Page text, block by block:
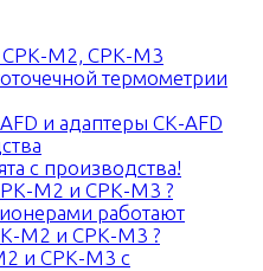
СРК-М2, СРК-М3
термометрии
и адаптеры СК-AFD
с производства!
М2 и СРК-М3 ?
работают
М2 и СРК-М3 ?
и СРК-М3 с